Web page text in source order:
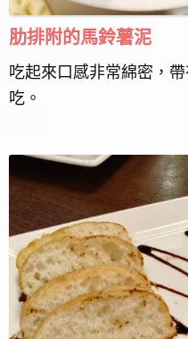
肋排附的馬鈴薯泥
吃起來口感非常綿密，
吃。